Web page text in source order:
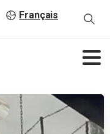
Français